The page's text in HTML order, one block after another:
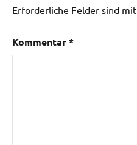
Erforderliche Felder sind mit
Kommentar*